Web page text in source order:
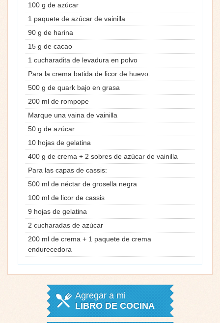
100 g de azúcar
1 paquete de azúcar de vainilla
90 g de harina
15 g de cacao
1 cucharadita de levadura en polvo
Para la crema batida de licor de huevo:
500 g de quark bajo en grasa
200 ml de rompope
Marque una vaina de vainilla
50 g de azúcar
10 hojas de gelatina
400 g de crema + 2 sobres de azúcar de vainilla
Para las capas de cassis:
500 ml de néctar de grosella negra
100 ml de licor de cassis
9 hojas de gelatina
2 cucharadas de azúcar
200 ml de crema + 1 paquete de crema
endurecedora
Agregar a mi
LIBRO DE COCINA